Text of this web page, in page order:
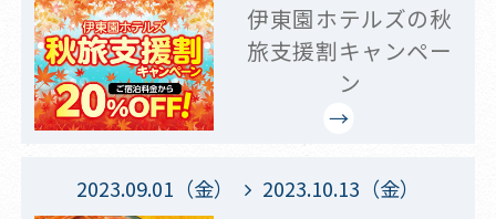
伊東園ホテルズの秋
旅支援割キャンペー
ン
2023.09.01（金） 2023.10.13（金）